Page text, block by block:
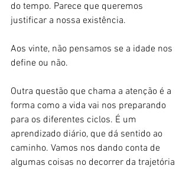
do tempo. Parece que queremos
justificar a nossa existência.
Aos vinte, não pensamos se a idade nos
define ou não.
Outra questão que chama a atenção é a
forma como a vida vai nos preparando
para os diferentes ciclos. É um
aprendizado diário, que dá sentido ao
caminho. Vamos nos dando conta de
algumas coisas no decorrer da trajetória